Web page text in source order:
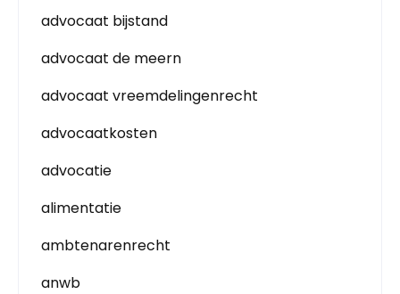
advocaat bijstand
advocaat de meern
advocaat vreemdelingenrecht
advocaatkosten
advocatie
alimentatie
ambtenarenrecht
anwb